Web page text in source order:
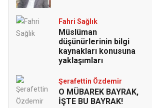
Fahri Sağlık
Müslüman
düşünürlerinin bilgi
kaynakları konusuna
yaklaşımları
Şerafettin Özdemir
O MÜBAREK BAYRAK,
İŞTE BU BAYRAK!